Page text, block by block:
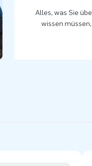
Alles, was Sie
wissen